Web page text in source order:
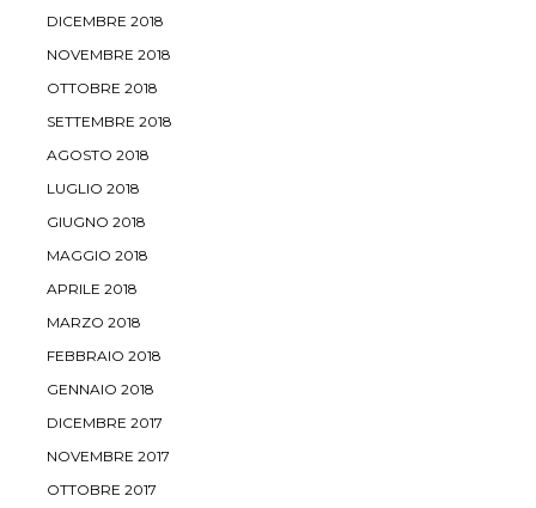
DICEMBRE 2018
NOVEMBRE 2018
OTTOBRE 2018
SETTEMBRE 2018
AGOSTO 2018
LUGLIO 2018
GIUGNO 2018
MAGGIO 2018
APRILE 2018
MARZO 2018
FEBBRAIO 2018
GENNAIO 2018
DICEMBRE 2017
NOVEMBRE 2017
OTTOBRE 2017